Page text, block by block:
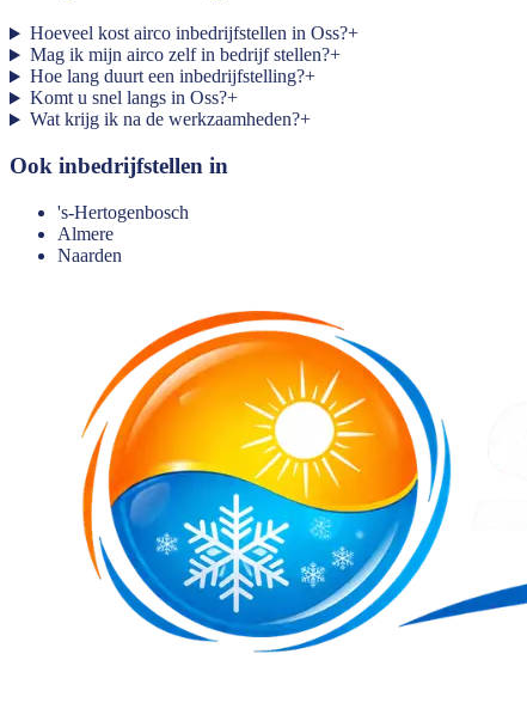
Hoeveel kost airco inbedrijfstellen in Oss?+
Mag ik mijn airco zelf in bedrijf stellen?+
Hoe lang duurt een inbedrijfstelling?+
Komt u snel langs in Oss?+
Wat krijg ik na de werkzaamheden?+
Ook inbedrijfstellen in
's-Hertogenbosch
Almere
Naarden